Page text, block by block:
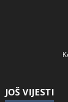
JOŠ VIJESTI